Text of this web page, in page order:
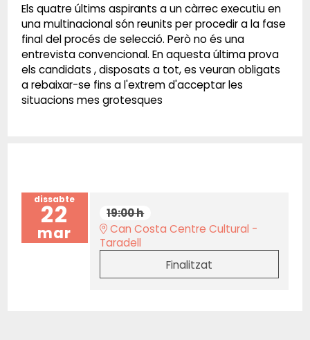
Els quatre últims aspirants a un càrrec executiu en
una multinacional són reunits per procedir a la fase
final del procés de selecció. Però no és una
entrevista convencional. En aquesta última prova
els candidats , disposats a tot, es veuran obligats
a rebaixar-se fins a l'extrem d'acceptar les
situacions mes grotesques
dissabte
22
mar
19:00 h
Can Costa Centre Cultural -
Taradell
Finalitzat